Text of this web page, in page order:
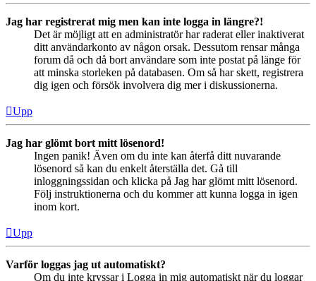
Jag har registrerat mig men kan inte logga in längre?!
Det är möjligt att en administratör har raderat eller inaktiverat
ditt användarkonto av någon orsak. Dessutom rensar många
forum då och då bort användare som inte postat på länge för
att minska storleken på databasen. Om så har skett, registrera
dig igen och försök involvera dig mer i diskussionerna.
Upp
Jag har glömt bort mitt lösenord!
Ingen panik! Även om du inte kan återfå ditt nuvarande
lösenord så kan du enkelt återställa det. Gå till
inloggningssidan och klicka på Jag har glömt mitt lösenord.
Följ instruktionerna och du kommer att kunna logga in igen
inom kort.
Upp
Varför loggas jag ut automatiskt?
Om du inte kryssar i Logga in mig automatiskt när du loggar